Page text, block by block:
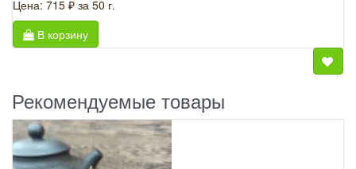
Цена: 715 ₽ за 50 г.
В корзину
Рекомендуемые товары